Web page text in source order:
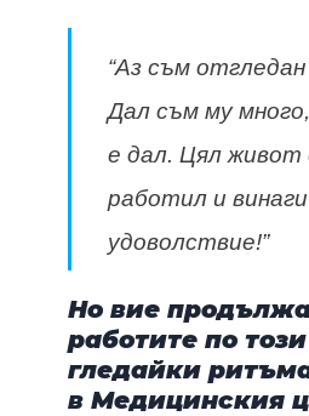
“Аз съм
Дал съм му
е дал. Цял живот
работил и
удоволствие!”
Но вие
работите по
гледайки
в Медицинския